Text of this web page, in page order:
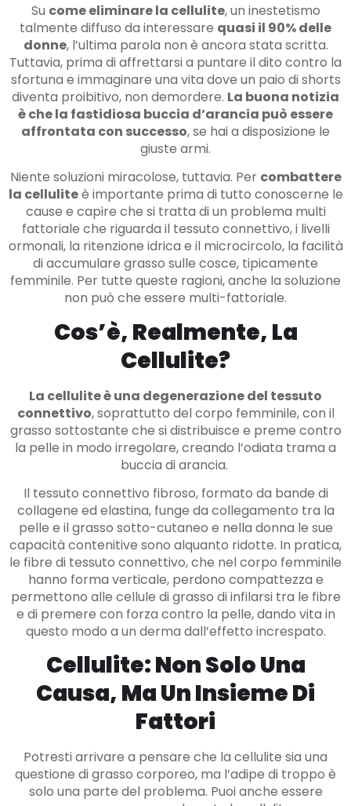
Su come eliminare la cellulite, un inestetismo
talmente diffuso da interessare quasi il 90% delle
donne, l’ultima parola non è ancora stata scritta.
Tuttavia, prima di affrettarsi a puntare il dito contro la
sfortuna e immaginare una vita dove un paio di shorts
diventa proibitivo, non demordere. La buona notizia
è che la fastidiosa buccia d’arancia può essere
affrontata con successo, se hai a disposizione le
giuste armi.
Niente soluzioni miracolose, tuttavia. Per combattere
la celluliteè importante prima di tutto conoscerne le
cause e capire che si tratta di un problema multi
fattoriale che riguarda il tessuto connettivo, i livelli
ormonali, la ritenzione idrica e il microcircolo, la facilità
di accumulare grasso sulle cosce, tipicamente
femminile. Per tutte queste ragioni, anche la soluzione
non può che essere multi-fattoriale.
Cos’è, Realmente, La
Cellulite?
La cellulite è una degenerazione del tessuto
connettivo, soprattutto del corpo femminile, con il
grasso sottostante che si distribuisce e preme contro
la pelle in modo irregolare, creando l’odiata trama a
buccia di arancia.
Il tessuto connettivo fibroso, formato da bande di
collagene ed elastina, funge da collegamento tra la
pelle e il grasso sotto-cutaneo e nella donna le sue
capacità contenitive sono alquanto ridotte. In pratica,
le fibre di tessuto connettivo, che nel corpo femminile
hanno forma verticale, perdono compattezza e
permettono alle cellule di grasso di infilarsi tra le fibre
e di premere con forza contro la pelle, dando vita in
questo modo a un derma dall’effetto increspato.
Cellulite: Non Solo Una
Causa, Ma Un Insieme Di
Fattori
Potresti arrivare a pensare che la cellulite sia una
questione di grasso corporeo, ma l’adipe di troppo è
solo una parte del problema. Puoi anche essere